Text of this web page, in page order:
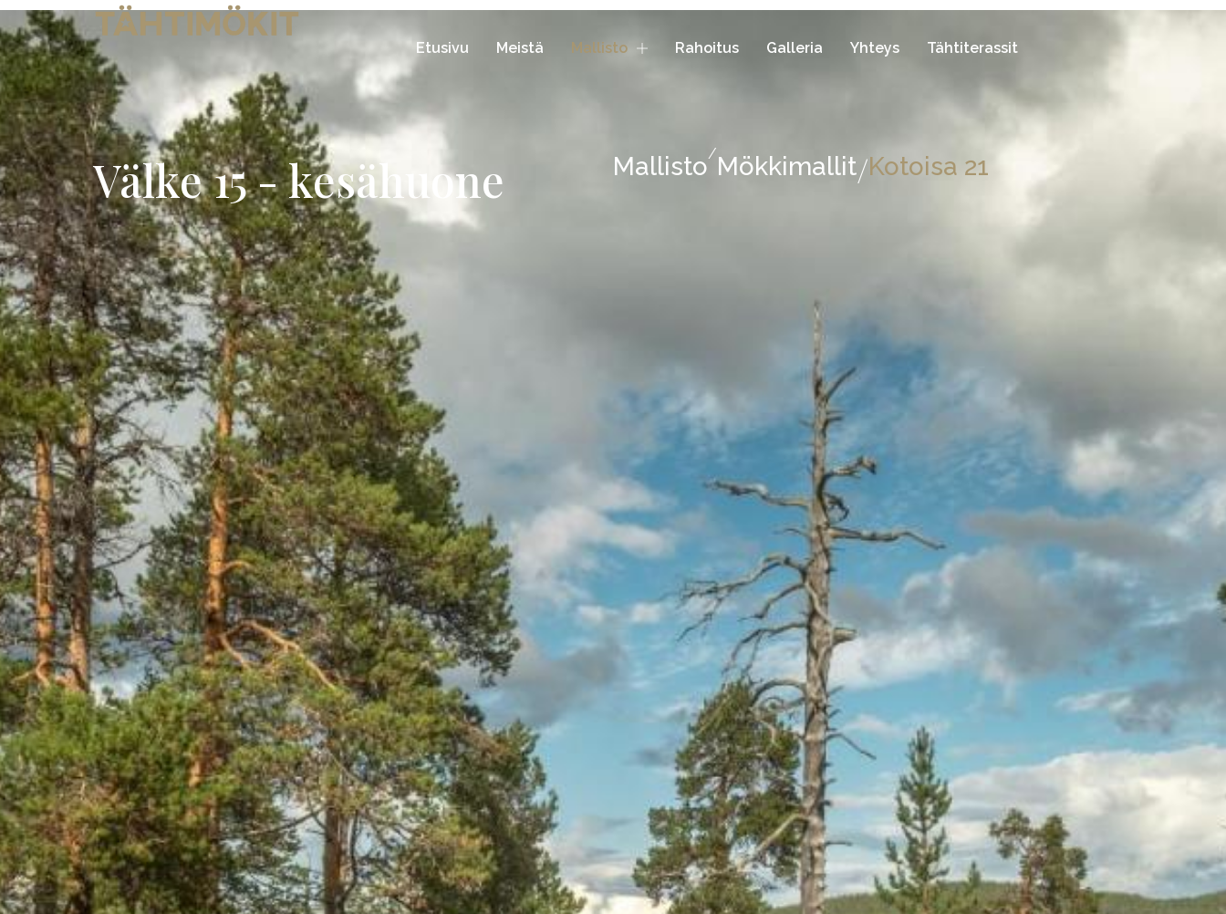
Etusivu Meistä Mallisto Rahoitus Galleria Yhteys Tähtiterassit
Välke 15
Välke 15 - kesähuone
Mallisto/Mökkimallit/Kotoisa 21